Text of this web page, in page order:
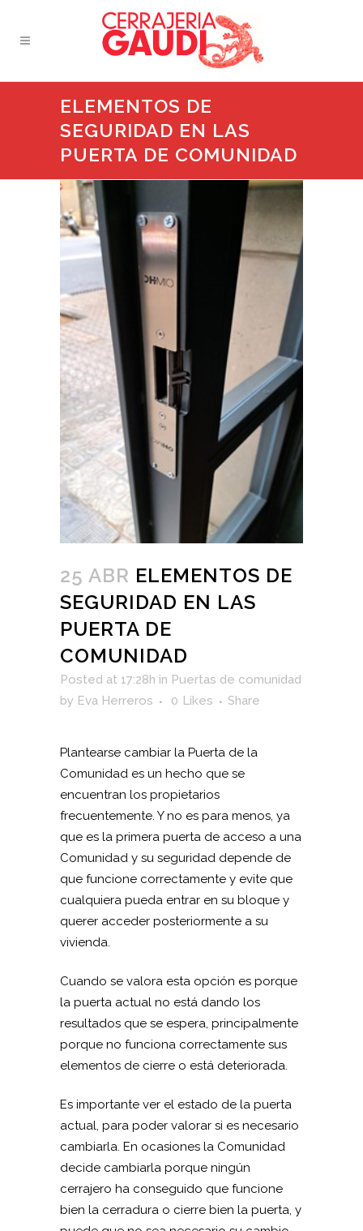
ELEMENTOS DE
SEGURIDAD EN LAS
PUERTA DE COMUNIDAD
25 ABR ELEMENTOS DE
SEGURIDAD EN LAS
PUERTA DE
COMUNIDAD
Posted at 17:28h in Puertas de comunidad
by Eva Herreros 0 Likes Share
Plantearse cambiar la Puerta de la
Comunidad es un hecho que se
encuentran los propietarios
frecuentemente. Y no es para menos, ya
que es la primera puerta de acceso a una
Comunidad y su seguridad depende de
que funcione correctamente y evite que
cualquiera pueda entrar en su bloque y
querer acceder posteriormente a su
vivienda.
Cuando se valora esta opción es porque
la puerta actual no está dando los
resultados que se espera, principalmente
porque no funciona correctamente sus
elementos de cierre o está deteriorada.
Es importante ver el estado de la puerta
actual, para poder valorar si es necesario
cambiarla. En ocasiones la Comunidad
decide cambiarla porque ningún
cerrajero ha conseguido que funcione
bien la cerradura o cierre bien la puerta, y